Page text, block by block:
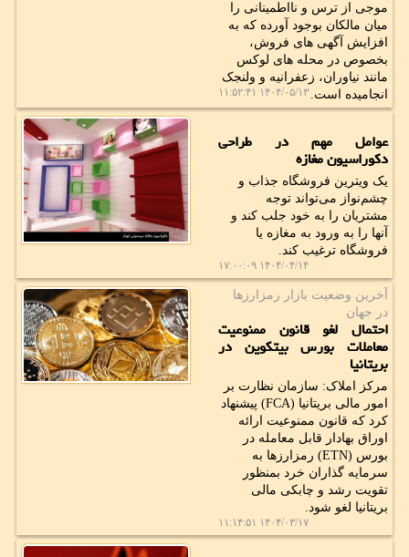
موجی از ترس و نااطمینانی را
میان مالکان بوجود آورده که به
افزایش آگهی های فروش،
بخصوص در محله های لوکس
مانند نیاوران، زعفرانیه و ولنجک
انجامیده است. ۱۴۰۴/۰۵/۱۳ ۱۱:۵۲:۴۱
عوامل مهم در طراحی
دکوراسیون مغازه
یک ویترین فروشگاه جذاب و
چشم‌نواز می‌تواند توجه
مشتریان را به خود جلب کند و
آنها را به ورود به مغازه یا
فروشگاه ترغیب کند.
۱۴۰۴/۰۴/۱۴ ۱۷:۰۰:۰۹
آخرین وضعیت بازار رمزارزها
در جهان
احتمال لغو قانون ممنوعیت
معاملات بورس بیتکوین در
بریتانیا
مرکز املاک: سازمان نظارت بر
امور مالی بریتانیا (FCA) پیشنهاد
کرد که قانون ممنوعیت ارائه
اوراق بهادار قابل معامله در
بورس (ETN) رمزارزها به
سرمایه گذاران خرد بمنظور
تقویت رشد و چابکی مالی
بریتانیا لغو شود.
۱۴۰۴/۰۳/۱۷ ۱۱:۱۴:۵۱